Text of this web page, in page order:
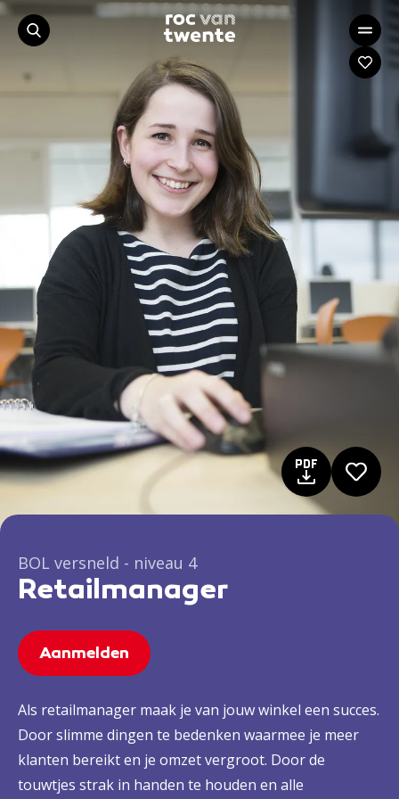
BOL versneld - niveau 4
Retailmanager
Aanmelden
Als retailmanager maak je van jouw winkel een succes.
Door slimme dingen te bedenken waarmee je meer
klanten bereikt en je omzet vergroot. Door de
touwtjes strak in handen te houden en alle